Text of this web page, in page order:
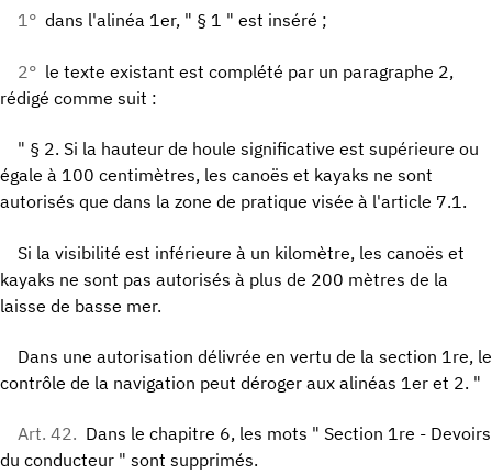
1° dans l'alinéa 1er, " § 1 " est inséré ;
2° le texte existant est complété par un paragraphe 2,
rédigé comme suit :
" § 2. Si la hauteur de houle significative est supérieure ou
égale à 100 centimètres, les canoës et kayaks ne sont
autorisés que dans la zone de pratique visée à l'article 7.1.
Si la visibilité est inférieure à un kilomètre, les canoës et
kayaks ne sont pas autorisés à plus de 200 mètres de la
laisse de basse mer.
Dans une autorisation délivrée en vertu de la section 1re, le
contrôle de la navigation peut déroger aux alinéas 1er et 2. "
Art. 42. Dans le chapitre 6, les mots " Section 1re - Devoirs
du conducteur " sont supprimés.